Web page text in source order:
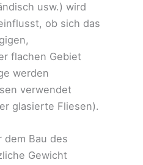
usw.) wird
ob sich das
flachen Gebiet
werden
verwendet
glasierte Fliesen).
dem Bau des
Gewicht